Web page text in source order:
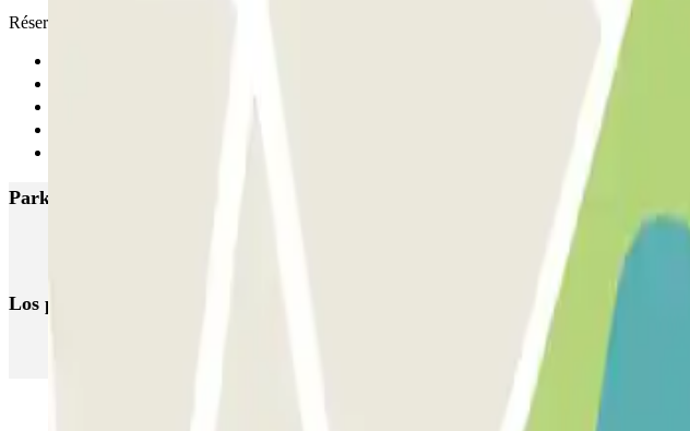
Réservation effectuée 2 mois à l'avance. Lecture de plaque au top. Signalétique des entrées
Parkings más valorados en Puteaux
Los parkings
Parking en Aeropuerto